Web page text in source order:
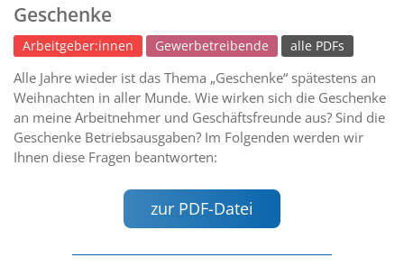
Geschenke
Arbeitgeber:innen Gewerbetreibende alle PDFs
Alle Jahre wieder ist das Thema „Geschenke“ spätestens an
Weihnachten in aller Munde. Wie wirken sich die Geschenke
an meine Arbeitnehmer und Geschäftsfreunde aus? Sind die
Geschenke Betriebsausgaben? Im Folgenden werden wir
Ihnen diese Fragen beantworten:
zur PDF-Datei